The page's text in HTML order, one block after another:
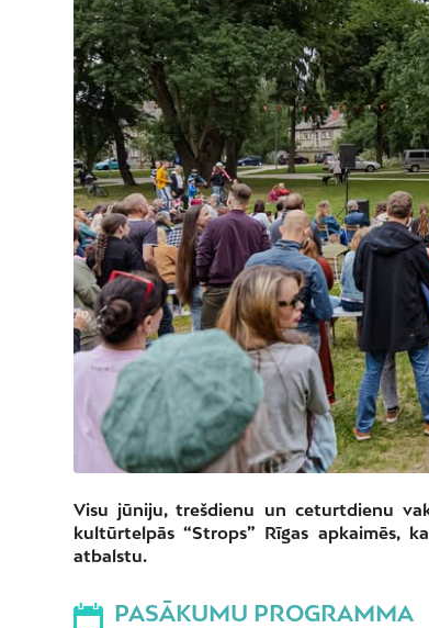
Visu jūniju, trešdienu un ceturtdienu
kultūrtelpās “Strops” Rīgas apkaimēs,
atbalstu.
PASĀKUMU PROGRAMMA